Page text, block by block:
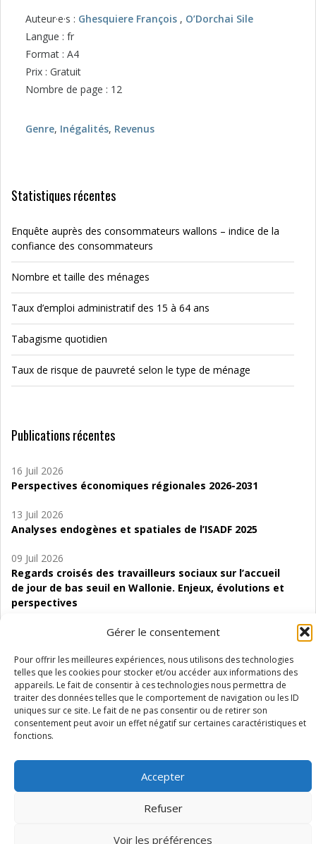
Gérer le consentement
Pour offrir les meilleures expériences, nous utilisons des technologies
telles que les cookies pour stocker et/ou accéder aux informations des
appareils. Le fait de consentir à ces technologies nous permettra de
traiter des données telles que le comportement de navigation ou les ID
uniques sur ce site. Le fait de ne pas consentir ou de retirer son
consentement peut avoir un effet négatif sur certaines caractéristiques et
fonctions.
Accepter
Refuser
Voir les préférences
Auteur·e·s : Ghesquiere François , O’Dorchai Sile
Langue : fr
Format : A4
Prix : Gratuit
Nombre de page : 12
Genre, Inégalités, Revenus
Statistiques récentes
Enquête auprès des consommateurs wallons – indice de la
confiance des consommateurs
Nombre et taille des ménages
Taux d’emploi administratif des 15 à 64 ans
Tabagisme quotidien
Taux de risque de pauvreté selon le type de ménage
Publications récentes
16 Juil 2026
Perspectives économiques régionales 2026-2031
13 Juil 2026
Analyses endogènes et spatiales de l’ISADF 2025
09 Juil 2026
Regards croisés des travailleurs sociaux sur l’accueil
de jour de bas seuil en Wallonie. Enjeux, évolutions et
perspectives
d’accompagnement à l’autocréation d’emploi (SAACE)
01 Juil 2026
Pénurie du personnel infirmier :quels indicateurs
d’offre de soins pour comprendre la situation en
Wallonie ?
Médiateur